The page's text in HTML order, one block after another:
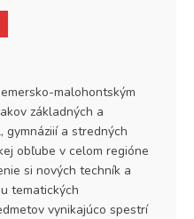
malohontským
základných a
gymnáziií a stredných
obľube v celom regióne
si nových techník a
tematických
vynikajúco spestrí